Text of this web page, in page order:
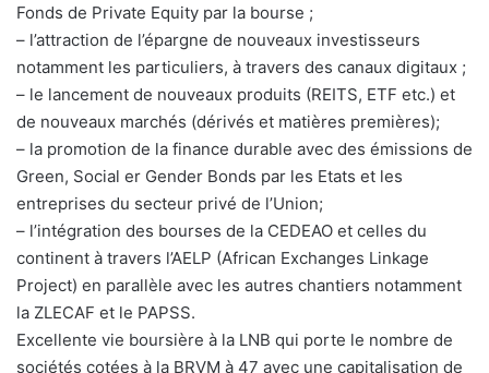
Fonds de Private Equity par la bourse ;
– l’attraction de l’épargne de nouveaux investisseurs
notamment les particuliers, à travers des canaux digitaux ;
– le lancement de nouveaux produits (REITS, ETF etc.) et
de nouveaux marchés (dérivés et matières premières);
– la promotion de la finance durable avec des émissions de
Green, Social er Gender Bonds par les Etats et les
entreprises du secteur privé de l’Union;
– l’intégration des bourses de la CEDEAO et celles du
continent à travers l’AELP (African Exchanges Linkage
Project) en parallèle avec les autres chantiers notamment
la ZLECAF et le PAPSS.
Excellente vie boursière à la LNB qui porte le nombre de
sociétés cotées à la BRVM à 47 avec une capitalisation de